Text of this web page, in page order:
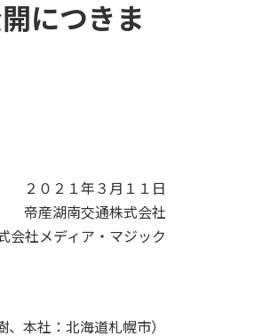
につきま
２０２１年３月１１日
帝産湖南交通株式会社
会社メディア・マジック
本社：北海道札幌市）